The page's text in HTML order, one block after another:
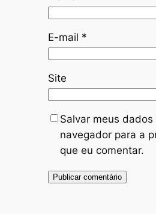
E-mail *
Site
Salvar meus dados
navegador para a
que eu comentar.